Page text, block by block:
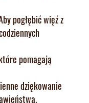
pogłębić więź z
pomagają
dziękowanie